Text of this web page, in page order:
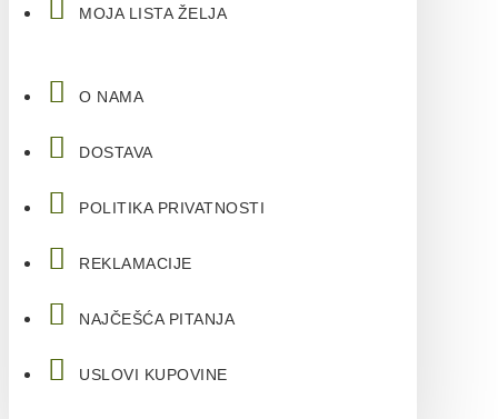
MOJA LISTA ŽELJA
O NAMA
DOSTAVA
POLITIKA PRIVATNOSTI
REKLAMACIJE
NAJČEŠĆA PITANJA
USLOVI KUPOVINE